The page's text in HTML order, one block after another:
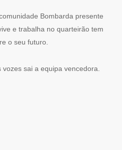
Bombarda presente
e trabalha no quarteirão tem
o seu futuro.
sai a equipa vencedora.